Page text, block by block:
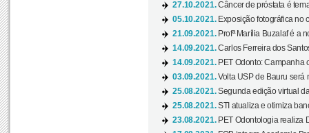
27.10.2021.Câncer de próstata é
05.10.2021. Exposição fotográfica no
21.09.2021. Profª Marília Buzalaf é a
14.09.2021.Carlos Ferreira dos
14.09.2021. PET Odonto: Campanha
03.09.2021.Volta USP de Bauru será
25.08.2021.Segunda edição virtual
25.08.2021.STI atualiza e otimiza
23.08.2021. PET Odontologia realiza